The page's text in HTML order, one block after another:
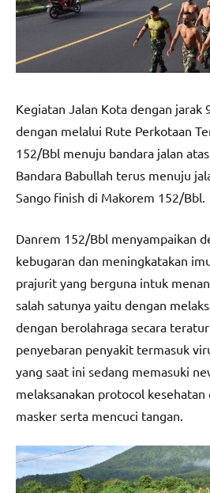
Kegiatan Jalan Kota dengan jarak
dengan melalui Rute Perkotaan
152/Bbl menuju bandara jalan
Bandara Babullah terus menuju
Sango finish di Makorem 152/Bbl.
Danrem 152/Bbl menyampaikan
kebugaran dan meningkatakan
prajurit yang berguna intuk
salah satunya yaitu dengan
dengan berolahraga secara
penyebaran penyakit termasuk
yang saat ini sedang memasuki
melaksanakan protocol
masker serta mencuci tangan.